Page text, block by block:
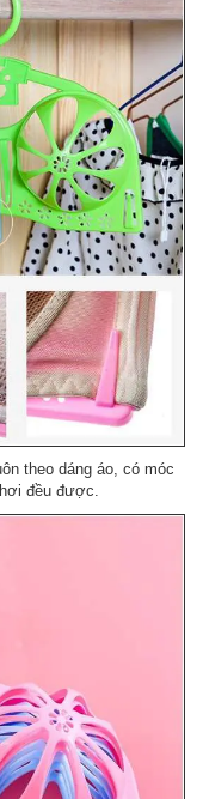
theo dáng áo, có móc
đều được.